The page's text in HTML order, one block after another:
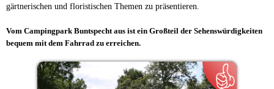
gärtnerischen und floristischen Themen zu präsentieren.
Vom Campingpark Buntspecht aus ist ein Großteil der Sehenswürdigkeiten
bequem mit dem Fahrrad zu erreichen.